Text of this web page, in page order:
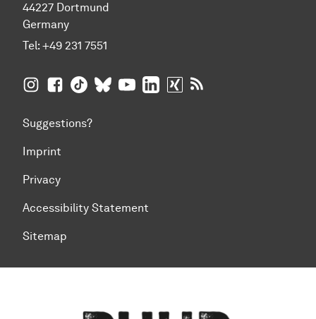
44227 Dortmund
Germany
Tel: +49 231 7551
TU Dortmund University on Instagram
TU Dortmund University on Facebook
TU Dortmund University on TikTok
TU Dortmund University on BlueSky
TU Dortmund University on
TU Dortmund University on
TU Dortmund University
Suggestions?
Imprint
Privacy
Accessibility Statement
Sitemap